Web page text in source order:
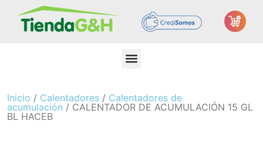
Inicio / Calentadores / Calentadores de
acumulación / CALENTADOR DE ACUMULACIÓN 15 GL
BL HACEB